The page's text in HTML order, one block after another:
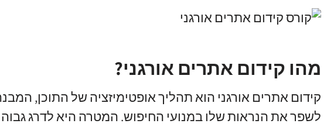
מהו קידום אתרים אורגני?
קידום אתרים אורגני הוא תהליך אופטימיזציה של התוכן,